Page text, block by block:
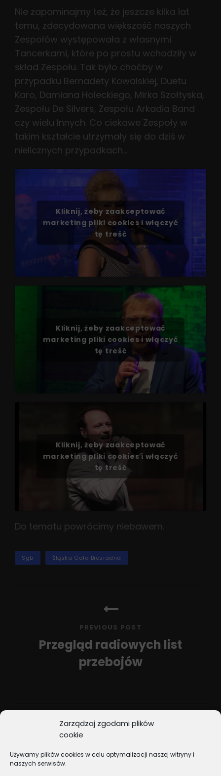
Zarządzaj zgodami plików
cookie
Używamy plików cookies w celu optymalizacji naszej witryny i
naszych serwisów.
Nie zapominajmy też, że jeszcze kilka lat
temu, zdecydowana większość naszych
Zespołów występowała z własnymi
Tancerkami, które po prostu wchodziły w
skład Zespołu. Tak było choćby w
przypadku Bernadety Kowalskiej, Duetu
Karo, Damiana Holeckiego, Mirka Szołtyska,
Zespołu De Silvers, Zespołu Arkadia Band
czy wielu Innych. Co ciekawe Zespoły w
takim kształcie utrzymały się do dziś w
nielicznych przypadkach…
Kliknij, żeby zaakceptować
marketing pliki cookies i włączyć
tę treść
Kliknij, żeby zaakceptować
marketing pliki cookies i włączyć
tę treść
Kliknij, żeby zaakceptować
marketing pliki cookies i włączyć
tę treść
Do tematu powrócimy niebawem.
TAGS
Sgb Śląska Gala Biesiadna
PREVIOUS POST
Przegląd radiowych list
przebojów
Witamy jesień…